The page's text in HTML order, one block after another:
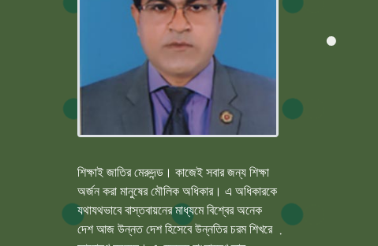
শিক্ষাই জাতির মেরুদন্ড। কাজেই সবার জন্য শিক্ষা
অর্জন করা মানুষের মৌলিক অধিকার। এ অধিকারকে
যথাযথভাবে বাস্তবায়নের মাধ্যমে বিশ্বের অনেক
দেশ আজ উন্নত দেশ হিসেবে উন্নতির চরম শিখরে